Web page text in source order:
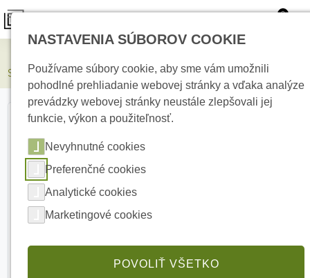
0
SATEL PERFECTA-IP 32-WRL SK IP komunikátor
NASTAVENIA SÚBOROV COOKIE
Používame súbory cookie, aby sme vám umožnili
pohodlné prehliadanie webovej stránky a vďaka analýze
prevádzky webovej stránky neustále zlepšovali jej
funkcie, výkon a použiteľnosť.
Nevyhnutné cookies
Preferenčné cookies
Analytické cookies
Marketingové cookies
POVOLIŤ VŠETKO